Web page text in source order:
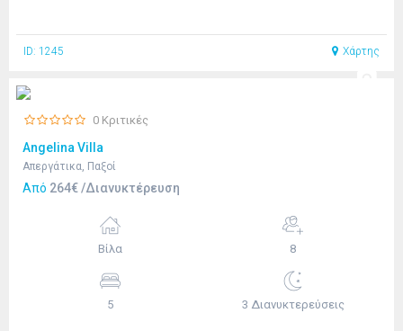
ID: 1245 Χάρτης
0 Κριτικές
Angelina Villa
Απεργάτικα, Παξοί
Από 264€ /Διανυκτέρευση
Βίλα 8
5 3 Διανυκτερεύσεις